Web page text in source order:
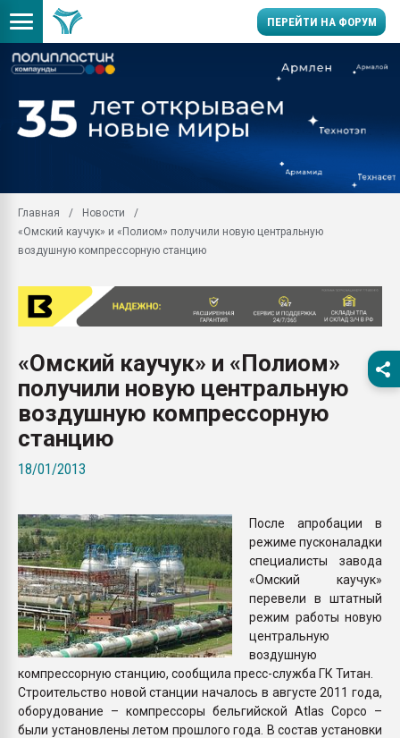
ПЕРЕЙТИ НА ФОРУМ
производство SPC
заводу пластмасс"
28.07.2026
первый план в
28.07.2026
ситуацией на
Всё, что касается
Главная
Новости
«Омский каучук» и «Полиом» получили новую центральную
воздушную компрессорную станцию
«Омский каучук» и «Полиом»
получили новую центральную
воздушную компрессорную
станцию
18/01/2013
После апробации в
режиме пусконаладки
специалисты завода
«Омский каучук»
перевели в штатный
режим работы новую
центральную
воздушную
компрессорную станцию, сообщила пресс-служба ГК Титан.
Строительство новой станции началось в августе 2011 года,
оборудование – компрессоры бельгийской Atlas Copco –
были установлены летом прошлого года. В состав установки